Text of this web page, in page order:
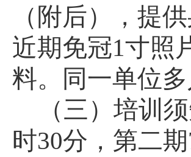
（附后），提
近期免冠1寸照
料。同一单位
（三）培训
时30分，第二